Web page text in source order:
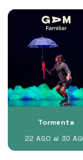
Tormenta
22 AGO al 30